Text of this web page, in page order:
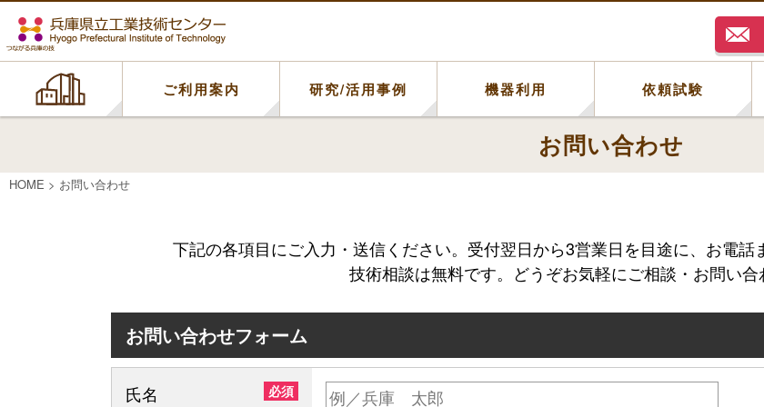
ご利用案内 研究/活用事例 機器利用 依頼試験
お問い合わせ
HOME > お問い合わせ
下記の各項目にご入力・送信ください。受付翌日から3営業日を目途に、お電話
技術相談は無料です。どうぞお気軽にご相談・お問い合
お問い合わせフォーム
氏名 必須